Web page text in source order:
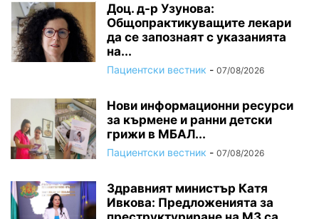
Доц. д-р Узунова:
Общопрактикуващите лекари
да се запознаят с указанията
на...
Пациентски вестник - 07/08/2026
Нови информационни ресурси
за кърмене и ранни детски
грижи в МБАЛ...
Пациентски вестник - 07/08/2026
Здравният министър Катя
Ивкова: Предложенията за